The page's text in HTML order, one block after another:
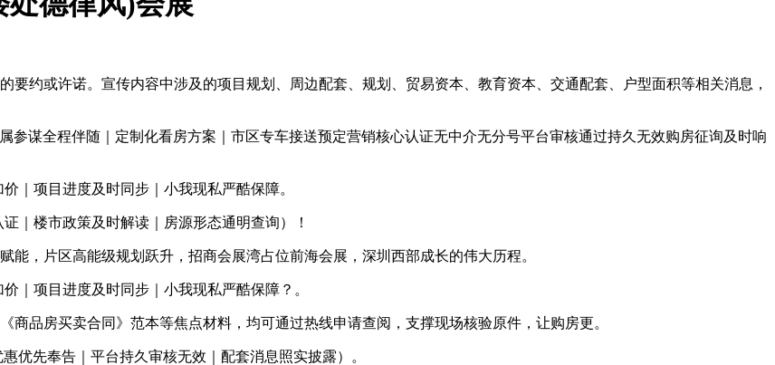
约或许诺。宣传内容中涉及的项目规划、周边配套、规划、贸易资本、教育资本、交通配套、户型面积等相关消息，
谋全程伴随｜定制化看房方案｜市区专车接送预定营销核心认证无中介无分号平台审核通过持久无效购房征询及时响
项目进度及时同步｜小我现私严酷保障。
楼市政策及时解读｜房源形态通明查询）！
，片区高能级规划跃升，招商会展湾占位前海会展，深圳西部成长的伟大历程。
项目进度及时同步｜小我现私严酷保障？。
品房买卖合同》范本等焦点材料，均可通过热线申请查阅，支撑现场核验原件，让购房更。
先奉告｜平台持久审核无效｜配套消息照实披露）。